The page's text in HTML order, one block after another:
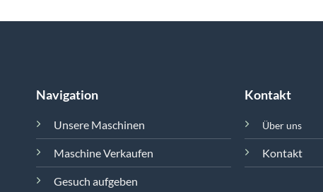
Navigation
Unsere Maschinen
Maschine Verkaufen
Gesuch aufgeben
Kontakt
Über uns
Kontakt